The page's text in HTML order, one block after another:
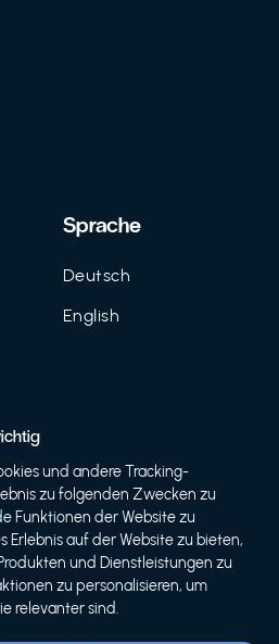
Sprache
Deutsch
English
und andere Tracking-
zu folgenden Zwecken zu
Funktionen der Website zu
Erlebnis auf der Website zu bieten,
und Dienstleistungen zu
zu personalisieren, um
relevanter sind.